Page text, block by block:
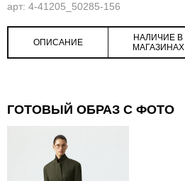
арт: 4-41205_50285-156
ОПИСАНИЕ
НАЛИЧИЕ В
МАГАЗИНАХ
ГОТОВЫЙ ОБРАЗ С ФОТО